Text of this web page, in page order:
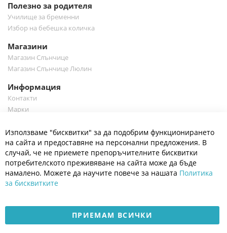
Полезно за родителя
Училище за бременни
Избор на бебешка количка
Магазини
Магазин Слънчице
Магазин Слънчице Люлин
Информация
Контакти
Марки
Полезно
Общи условия
Политика за поверителност
Платформа за OPC
Доставка и плащане
Използваме "бисквитки" за да подобрим функционирането
на сайта и предоставяне на персонални предложения. В
случай, че не приемете препоръчителните бисквитки
потребителското преживяване на сайта може да бъде
намалено. Можете да научите повече за нашата Политика
за бисквитките
ПРИЕМАМ ВСИЧКИ